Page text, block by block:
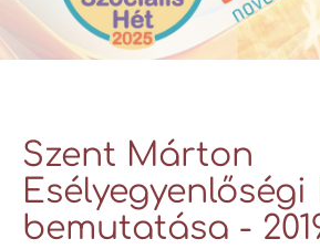
Szent Márton
bemutatása -